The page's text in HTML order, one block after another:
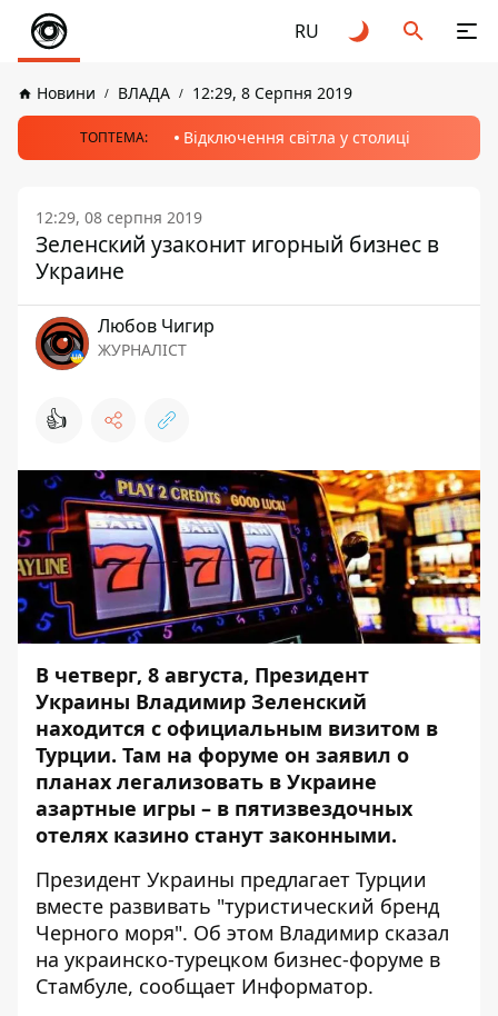
RU
Новини ВЛАДА 12:29, 8 Серпня 2019
ТОПТЕМА: Відключення світла у столиці
12:29, 08 серпня 2019
Зеленский узаконит игорный бизнес в
Украине
Любов Чигир
ЖУРНАЛІСТ
👍
В четверг, 8 августа, Президент
Украины Владимир Зеленский
находится с официальным визитом в
Турции. Там на форуме он заявил о
планах легализовать в Украине
азартные игры – в пятизвездочных
отелях казино станут законными.
Президент Украины предлагает Турции
вместе развивать "туристический бренд
Черного моря". Об этом Владимир сказал
на украинско-турецком бизнес-форуме в
Стамбуле, сообщает Информатор.